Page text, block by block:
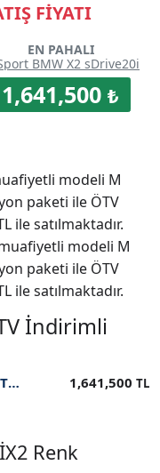
FİYATI
EN PAHALI
BMW X2 sDrive20i
1,641,500 ₺
modeli M
paketi ile ÖTV
ile satılmaktadır.
modeli M
paketi ile ÖTV
ile satılmaktadır.
İndirimli
2025 M Sport BMW X2 sDrive20i ÖTV İndirimli Fiyatı 1,641,500 TL
Renk